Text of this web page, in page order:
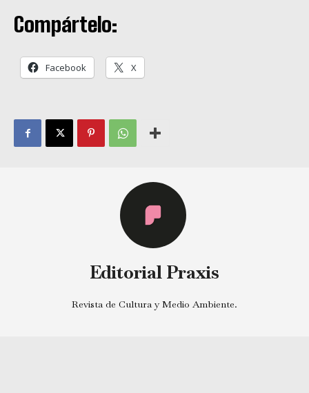
Compártelo:
Facebook X
Editorial Praxis
Revista de Cultura y Medio Ambiente.